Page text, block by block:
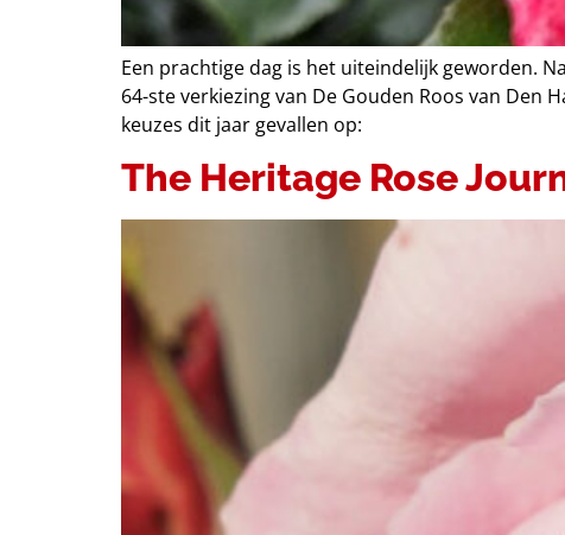
Een prachtige dag is het uiteindelijk geworden.
64-ste verkiezing van De Gouden Roos van Den
keuzes dit jaar gevallen op:
The Heritage Rose